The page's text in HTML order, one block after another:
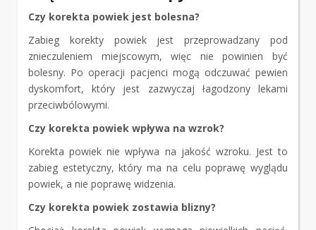
Czy korekta powiek jest bolesna?
Zabieg korekty powiek jest przeprowadzany pod
znieczuleniem miejscowym, więc nie powinien być
bolesny. Po operacji pacjenci mogą odczuwać pewien
dyskomfort, który jest zazwyczaj łagodzony lekami
przeciwbólowymi.
Czy korekta powiek wpływa na wzrok?
Korekta powiek nie wpływa na jakość wzroku. Jest to
zabieg estetyczny, który ma na celu poprawę wyglądu
powiek, a nie poprawę widzenia.
Czy korekta powiek zostawia blizny?